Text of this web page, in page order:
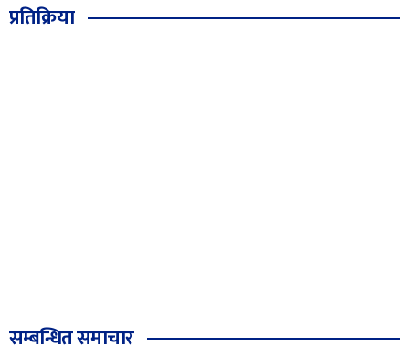
प्रतिक्रिया
सम्बन्धित समाचार